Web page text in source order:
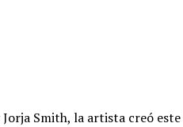
Smith, la artista creó